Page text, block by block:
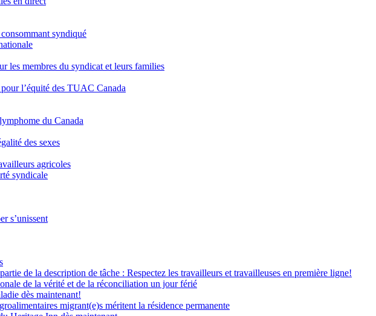
syndiqué
les membres du syndicat et leurs families
l’équité des TUAC Canada
du Canada
des sexes
agricoles
syndicale
s’unissent
de la description de tâche : Respectez les travailleurs et travailleuses en première ligne!
de la vérité et de la réconciliation un jour férié
dès maintenant!
migrant(e)s méritent la résidence permanente